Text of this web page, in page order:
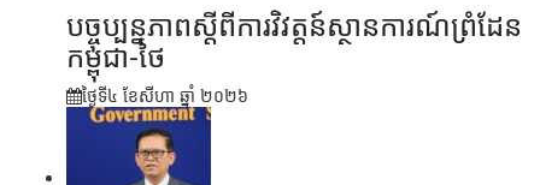
បច្ចុប្បន្នភាពស្ដីពីការវិវត្តន៍ស្ថានការណ៍ព្រំដែន
កម្ពុជា-ថៃ
ថ្ងៃទី៤ ខែ​សីហា ឆ្នាំ ២០២៦